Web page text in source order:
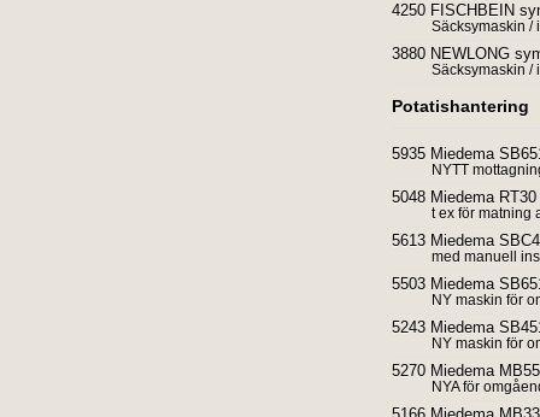
4250 FISCHBEIN
Säcksymaskin /
3880 NEWLONG
Säcksymaskin /
Potatishantering
5935 Miedema
NYTT
5048 Miedema
t ex för matning
5613 Miedema
med manuell
5503 Miedema
NY maskin för
5243 Miedema
NY maskin för
5270 Miedema
NYA för